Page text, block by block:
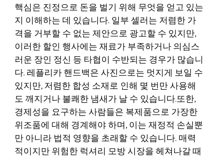
핵심은 진정으로 돈을 벌기 위해 무엇을 얻고 있는
지 이해하는 데 있습니다. 일부 셀러는 저렴한 가
격을 거부할 수 없는 제안으로 광고할 수 있지만,
이러한 할인 행사에는 재료가 부족하거나 의심스
러운 장인 정신 등 타협이 수반되는 경우가 많습니
다. 레플리카 핸드백은 사진으로는 멋지게 보일 수
있지만, 저렴한 합성 소재로 인해 몇 번만 사용해
도 깨지거나 불쾌한 냄새가 날 수 있습니다.또한,
경제성을 요구하는 사람들은 복제품으로 가장한
위조품에 대해 경계해야 하며, 이는 재정적 손실뿐
만 아니라 법적 영향을 초래할 수 있습니다. 매력
적이지만 위험한 럭셔리 모방 시장을 헤쳐나갈 때